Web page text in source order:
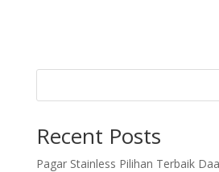
Recent Posts
Pagar Stainless Pilihan Terbaik